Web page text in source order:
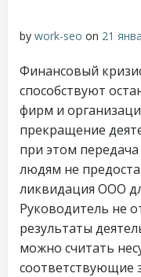
by work-seo on 21
Финансовый
способствуют
фирм и
прекращение
при этом
людям не
ликвидация ООО
Руководитель не
результаты
можно считать
соответствующие